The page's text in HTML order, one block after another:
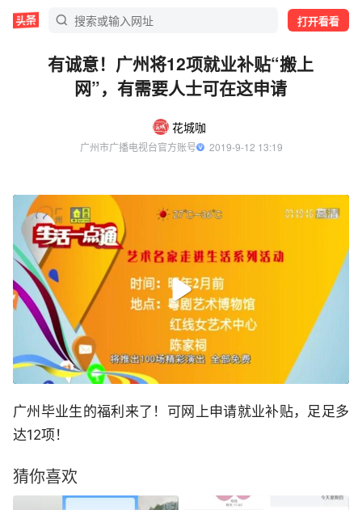
打开看看
有诚意！广州将12项就业补贴“搬上
网”，有需要人士可在这申请
花城咖
广州市广播电视台官方账号
  2019-9-12 13:19
广州毕业生的福利来了！可网上申请就业补贴，足足多
达12项！
猜你喜欢